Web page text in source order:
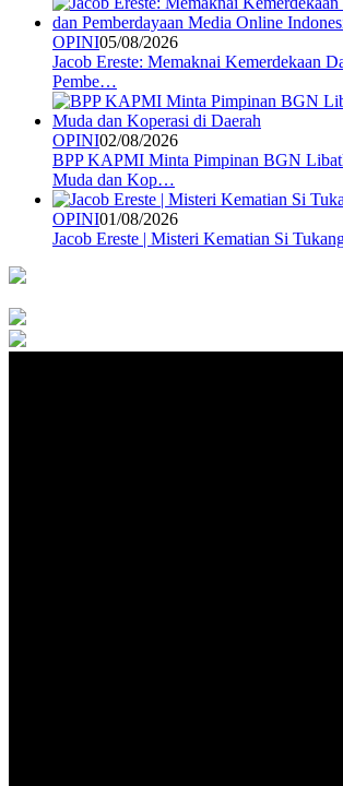
OPINI05/08/2026
Jacob Ereste: Memaknai Kemerdekaan
Pembe…
OPINI02/08/2026
BPP KAPMI Minta Pimpinan BGN
Muda dan Kop…
OPINI01/08/2026
Jacob Ereste | Misteri Kematian Si